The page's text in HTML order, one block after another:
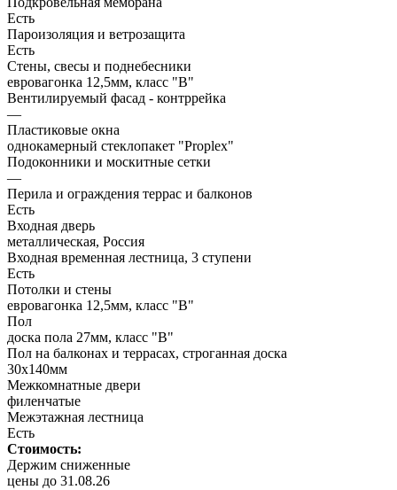
Есть
Пароизоляция и ветрозащита
Есть
Стены, свесы и поднебесники
евровагонка 12,5мм, класс "В"
Вентилируемый фасад - контррейка
—
Пластиковые окна
однокамерный стеклопакет "Proplex"
Подоконники и москитные сетки
—
Перила и ограждения террас и балконов
Есть
Входная дверь
металлическая, Россия
Входная временная лестница, 3 ступени
Есть
Потолки и стены
евровагонка 12,5мм, класс "В"
Пол
доска пола 27мм, класс "B"
Пол на балконах и террасах, строганная доска
30х140мм
Межкомнатные двери
филенчатые
Межэтажная лестница
Есть
Стоимость:
Держим сниженные
цены до 31.08.26